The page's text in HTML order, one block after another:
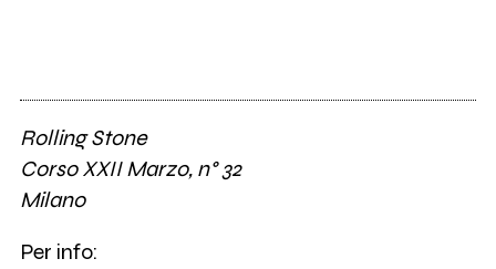
Rolling Stone
Corso XXII Marzo, n° 32
Milano
Per info: